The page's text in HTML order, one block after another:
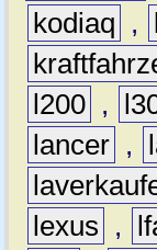
kodiaq
,
l200 ,
lancer ,
lexus
,